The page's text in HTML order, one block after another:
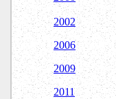
2002
2006
2009
2011